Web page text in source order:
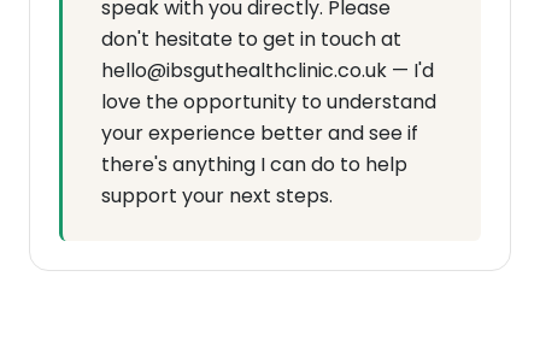
speak with you directly. Please
don't hesitate to get in touch at
hello@ibsguthealthclinic.co.uk — I'd
love the opportunity to understand
your experience better and see if
there's anything I can do to help
support your next steps.